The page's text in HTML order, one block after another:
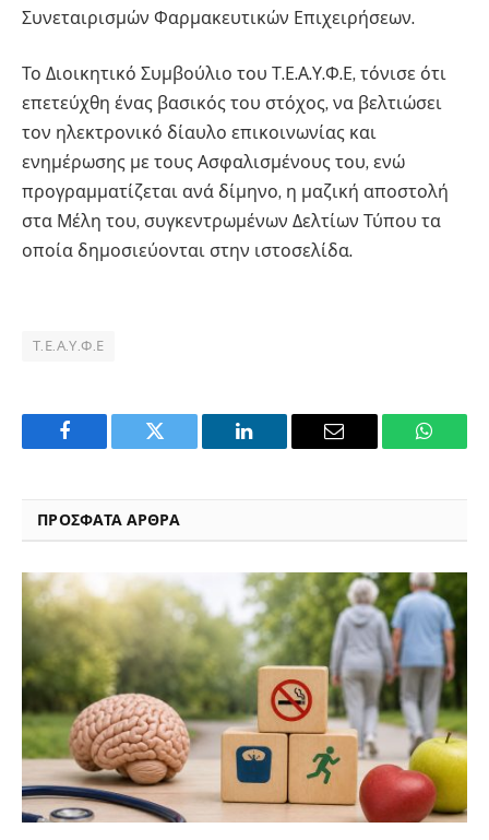
Συνεταιρισμών Φαρμακευτικών Επιχειρήσεων.
Το Διοικητικό Συμβούλιο του Τ.Ε.Α.Υ.Φ.Ε, τόνισε ότι
επετεύχθη ένας βασικός του στόχος, να βελτιώσει
τον ηλεκτρονικό δίαυλο επικοινωνίας και
ενημέρωσης με τους Ασφαλισμένους του, ενώ
προγραμματίζεται ανά δίμηνο, η μαζική αποστολή
στα Μέλη του, συγκεντρωμένων Δελτίων Τύπου τα
οποία δημοσιεύονται στην ιστοσελίδα.
Τ.Ε.Α.Υ.Φ.Ε
Facebook Twitter LinkedIn Email
ΠΡΟΣΦΑΤΑ ΑΡΘΡΑ